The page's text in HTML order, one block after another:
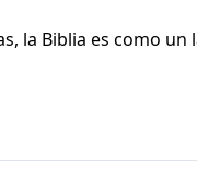
la Biblia es como
de hoy está
tres puertas por las
su significado.